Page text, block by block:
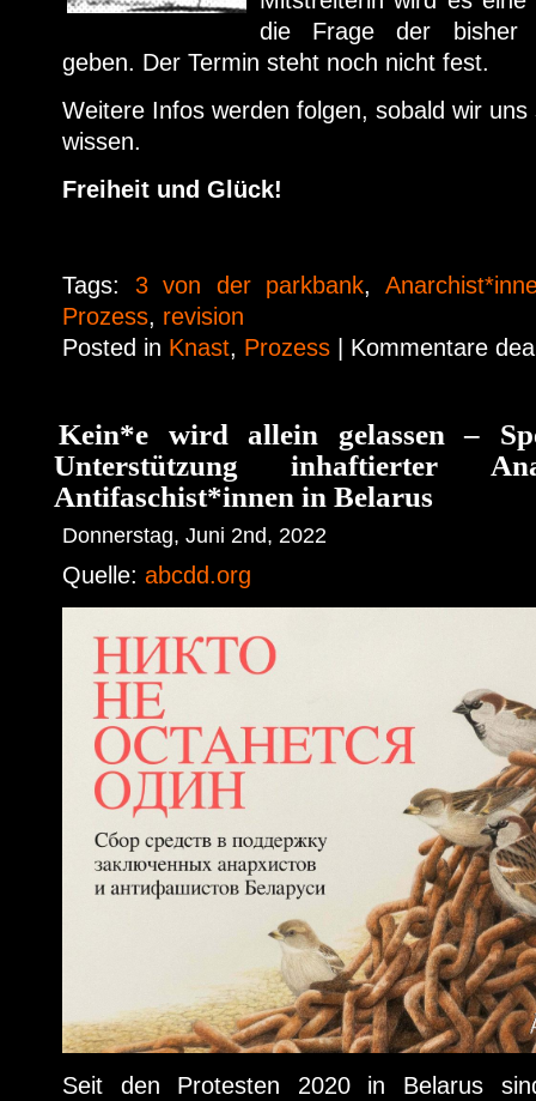
die Frage der bisher
geben. Der Termin steht noch nicht fest.
Weitere Infos werden folgen, sobald wir
wissen.
Freiheit und Glück!
Tags: 3 von der parkbank,
Prozess, revision
Posted in Knast, Prozess Kommentare
Kein*e wird allein gelassen –
Unterstützung inhaftierter
Antifaschist*innen in Belarus
Donnerstag, Juni 2nd, 2022
Quelle: abcdd.org
Seit den Protesten 2020 in Belarus